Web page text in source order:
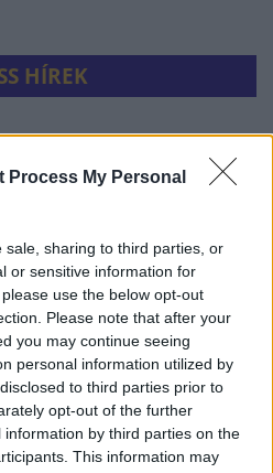
Process My Personal
sale, sharing to third parties, or
or sensitive information for
use the below opt-out
Please note that after your
you may continue seeing
personal information utilized by
to third parties prior to
opt-out of the further
by third parties on the
This information may
HÍREK
fel a Transz-
Bulgáriában